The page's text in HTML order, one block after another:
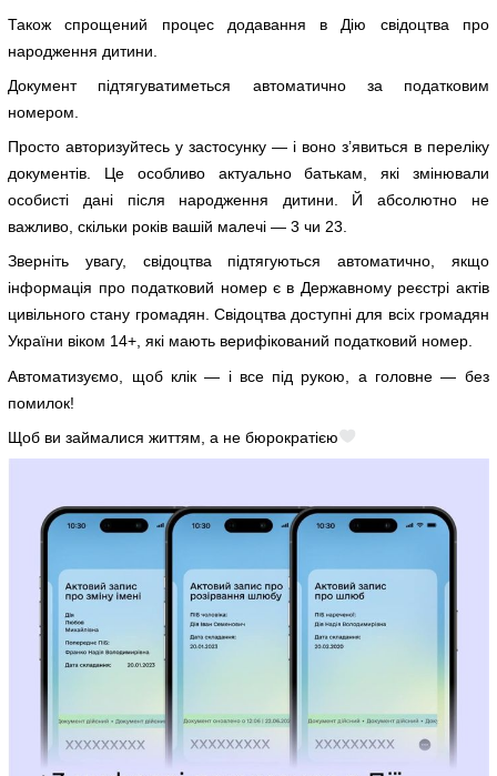
Також спрощений процес додавання в Дію свідоцтва про
народження дитини.
Документ підтягуватиметься автоматично за податковим
номером.
Просто авторизуйтесь у застосунку — і воно з’явиться в переліку
документів. Це особливо актуально батькам, які змінювали
особисті дані після народження дитини. Й абсолютно не
важливо, скільки років вашій малечі — 3 чи 23.
Зверніть увагу, свідоцтва підтягуються автоматично, якщо
інформація про податковий номер є в Державному реєстрі актів
цивільного стану громадян. Свідоцтва доступні для всіх громадян
України віком 14+, які мають верифікований податковий номер.
Автоматизуємо, щоб клік — і все під рукою, а головне — без
помилок!
Щоб ви займалися життям, а не бюрократією